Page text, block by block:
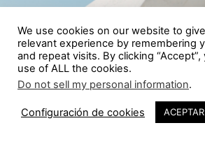
We use cookies on our website to
relevant experience by remembering
and repeat visits. By clicking
use of ALL the cookies.
Do not sell my personal information.
Configuración de cookies ACEPTAR